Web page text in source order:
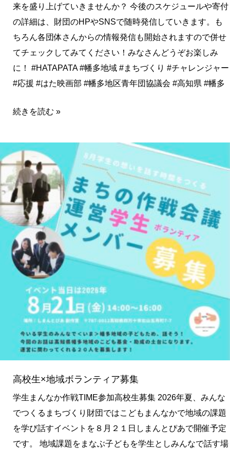
来を盛り上げていきませんか？ 今後のスケジュールや寄付
の詳細は、財団のHPやSNSで随時発信していきます。も
ちろん各団体さんからの情報発信も開始されますので併せ
てチェックしてみてください！みなさんどうぞお楽しみ
に！ #HATAPATA #幡多地域 #まちづくり #チャレンジャー
#応援 #はた映画部 #幡多地区青年団協議会 #高知県 #幡多
続きを読む »
高校生×地域ボランティア募集
学生まんなか作戦TIME参加高校生募集 2026年夏、みんな
でつくるまちづくり財団ではこどもまんなかで地域の課題
を学び話すイベントを８月２１日しまんとぴあで開催予定
です。 地域課題をまなぶ子どもを学生としみんなで話す場
高
校
生
×
地
域
ボ
ラ
ン
募
集